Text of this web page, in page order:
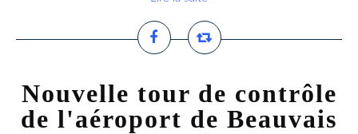
Nouvelle tour de contrôle
de l'aéroport de Beauvais